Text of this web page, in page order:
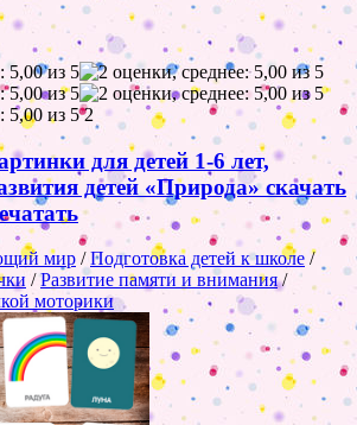
2
для детей 1-6 лет,
детей «Природа» скачать
мир /Подготовка детей к школе /
/Развитие памяти и внимания/
моторики